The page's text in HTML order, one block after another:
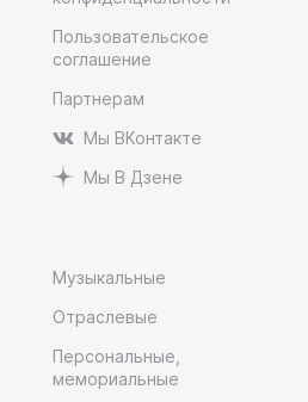
Пользовательское
соглашение
Партнерам
Мы ВКонтакте
Мы В Дзене
Музыкальные
Отраслевые
Персональные,
мемориальные